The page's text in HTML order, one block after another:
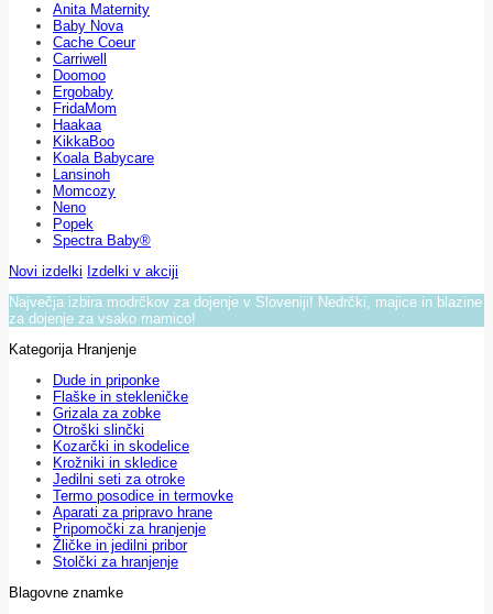
Anita Maternity
Baby Nova
Cache Coeur
Carriwell
Doomoo
Ergobaby
FridaMom
Haakaa
KikkaBoo
Koala Babycare
Lansinoh
Momcozy
Neno
Popek
Spectra Baby®
Novi izdelki Izdelki v akciji
Največja izbira modrčkov za dojenje v Sloveniji! Nedrčki, majice in blazine
za dojenje za vsako mamico!
Kategorija Hranjenje
Dude in priponke
Flaške in stekleničke
Grizala za zobke
Otroški slinčki
Kozarčki in skodelice
Krožniki in skledice
Jedilni seti za otroke
Termo posodice in termovke
Aparati za pripravo hrane
Pripomočki za hranjenje
Žličke in jedilni pribor
Stolčki za hranjenje
Blagovne znamke